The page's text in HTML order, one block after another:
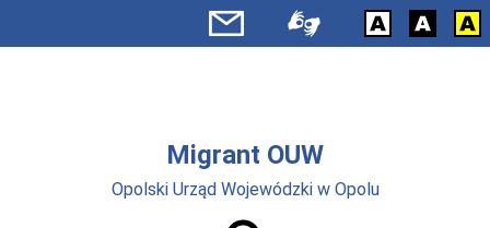
Przejdź do menu głównego
Migrant OUW
Opolski Urząd Wojewódzki w Opolu